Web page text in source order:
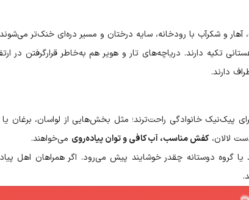
و شکرآب با رودخانه، سایه درختان و مسیر دره‌ای خنک‌تر
تکیه دارند. دریاچه‌های تار و هویر هم به‌خاطر قرارگرفتن در
دارند.
پیک‌نیک خانوادگی راحت‌ترند؛ مثل بخش‌هایی از لواسان، برغان
لالان،کفش مناسب، آب کافی و توان پیاده‌روی می‌خواهند.
دوستانه چقدر خوشایند پیش می‌رود. اگر همراهان اهل